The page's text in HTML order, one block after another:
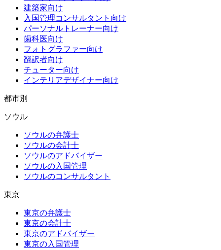
建築家向け
入国管理コンサルタント向け
パーソナルトレーナー向け
歯科医向け
フォトグラファー向け
翻訳者向け
チューター向け
インテリアデザイナー向け
都市別
ソウル
ソウルの弁護士
ソウルの会計士
ソウルのアドバイザー
ソウルの入国管理
ソウルのコンサルタント
東京
東京の弁護士
東京の会計士
東京のアドバイザー
東京の入国管理